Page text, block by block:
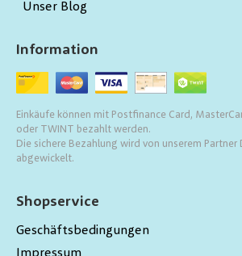
Shopservice
Geschäftsbedingungen
Information
Einkäufe können mit Postfinance Card,
oder TWINT bezahlt werden.
Die sichere Bezahlung wird von unserem Partner
abgewickelt.
Unser Blog